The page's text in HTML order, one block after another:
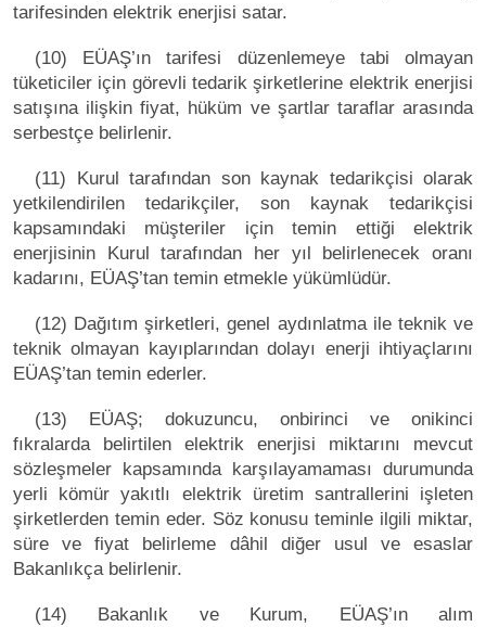
tarifesinden elektrik enerjisi satar.
(10) EÜAŞ’ın tarifesi düzenlemeye tabi olmayan
tüketiciler için görevli tedarik şirketlerine elektrik enerjisi
satışına ilişkin fiyat, hüküm ve şartlar taraflar arasında
serbestçe belirlenir.
(11) Kurul tarafından son kaynak tedarikçisi olarak
yetkilendirilen tedarikçiler, son kaynak tedarikçisi
kapsamındaki müşteriler için temin ettiği elektrik
enerjisinin Kurul tarafından her yıl belirlenecek oranı
kadarını, EÜAŞ’tan temin etmekle yükümlüdür.
(12) Dağıtım şirketleri, genel aydınlatma ile teknik ve
teknik olmayan kayıplarından dolayı enerji ihtiyaçlarını
EÜAŞ’tan temin ederler.
(13) EÜAŞ; dokuzuncu, onbirinci ve onikinci
fıkralarda belirtilen elektrik enerjisi miktarını mevcut
sözleşmeler kapsamında karşılayamaması durumunda
yerli kömür yakıtlı elektrik üretim santrallerini işleten
şirketlerden temin eder. Söz konusu teminle ilgili miktar,
süre ve fiyat belirleme dâhil diğer usul ve esaslar
Bakanlıkça belirlenir.
(14) Bakanlık ve Kurum, EÜAŞ’ın alım